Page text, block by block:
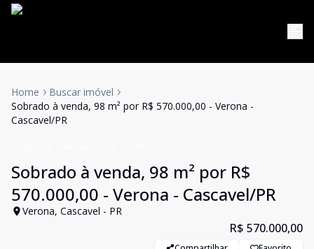
Home
Buscar imóvel
Sobrado à venda, 98 m² por R$ 570.000,00 - Verona -
Cascavel/PR
Sobrado à venda, 98 m² por R$
570.000,00 - Verona - Cascavel/PR
Verona, Cascavel - PR
R$ 570.000,00